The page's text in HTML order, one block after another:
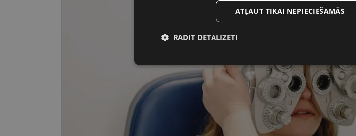
ATĻAUT TIKAI NEPIECIEŠAMĀS
RĀDĪT DETALIZĒTI
sīkdatnes